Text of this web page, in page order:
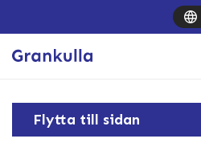
Flytta till sidan